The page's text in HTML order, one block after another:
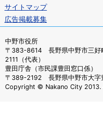
サイトマップ
広告掲載募集
中野市役所
〒383-8614 長野県中野市三
2111（代表）
豊田庁舎（市民課豊田窓口係）
〒389-2192 長野県中野市大
Copyright © Nakano City 2013.